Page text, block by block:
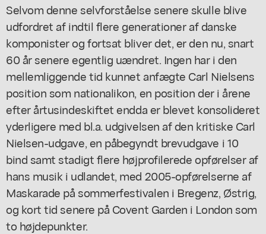
Selvom denne selvforståelse senere skulle blive
udfordret af indtil flere generationer af danske
komponister og fortsat bliver det, er den nu, snart
60 år senere egentlig uændret. Ingen har i den
mellemliggende tid kunnet anfægte Carl Nielsens
position som nationalikon, en position der i årene
efter årtusindeskiftet endda er blevet konsolideret
yderligere med bl.a. udgivelsen af den kritiske Carl
Nielsen-udgave, en påbegyndt brevudgave i 10
bind samt stadigt flere højprofilerede opførelser af
hans musik i udlandet, med 2005-opførelserne af
Maskarade på sommerfestivalen i Bregenz, Østrig,
og kort tid senere på Covent Garden i London som
to højdepunkter.